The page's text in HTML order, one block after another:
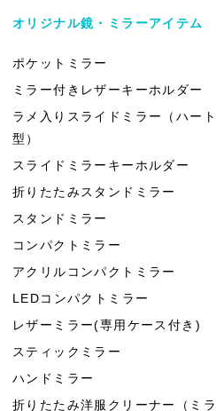
オリジナル鏡・ミラーアイテム
ポケットミラー
ミラー付きレザーキーホルダー
ラメ入りスライドミラー（ハート
型）
スライドミラーキーホルダー
折りたたみスタンドミラー
スタンドミラー
コンパクトミラー
アクリルコンパクトミラー
LEDコンパクトミラー
レザーミラー(専用ケース付き)
スティックミラー
ハンドミラー
折りたたみ洋服クリーナー（ミラ